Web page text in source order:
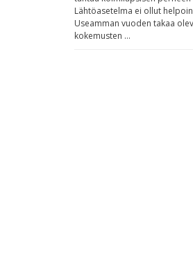
Lähtöasetelma ei ollut
Useamman vuoden takaa
kokemusten …